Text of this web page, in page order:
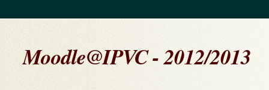
Moodle@IPVC - 2012/2013